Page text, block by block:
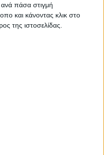
πάσα στιγμή
και κάνοντας κλικ στο
της ιστοσελίδας.